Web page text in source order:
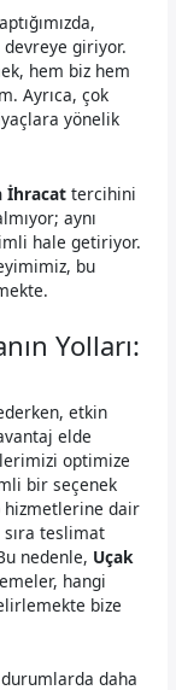
giriyor.
hem biz hem
Ayrıca, çok
yönelik
İhracat tercihini
aynı
hale getiriyor.
bu
Yolları:
etkin
elde
optimize
bir seçenek
hizmetlerine dair
teslimat
nedenle, Uçak
hangi
bize
durumlarda daha